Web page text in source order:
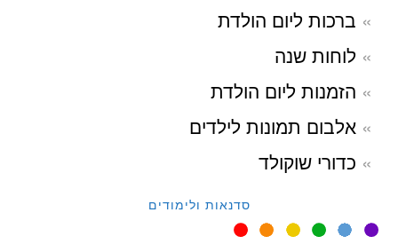
ברכות ליום הולדת
לוחות שנה
הזמנות ליום הולדת
אלבום תמונות לילדים
כדורי שוקולד
סדנאות ולימודים